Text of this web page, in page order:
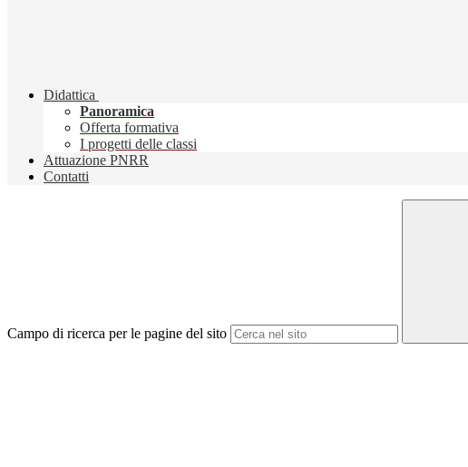
Didattica
Panoramica
Offerta formativa
I progetti delle classi
Attuazione PNRR
Contatti
Campo di ricerca per le pagine del sito